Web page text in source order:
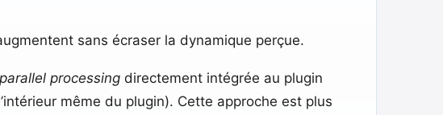
sans écraser la dynamique perçue.
parallel processingdirectement intégrée au plugin
même du plugin). Cette approche est plus